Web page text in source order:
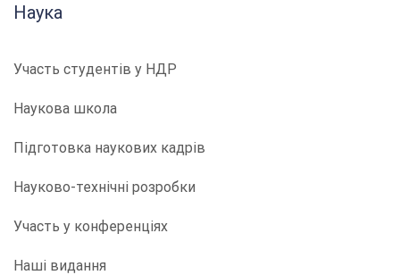
Наука
Участь студентів у НДР
Наукова школа
Підготовка наукових кадрів
Науково-технічні розробки
Участь у конференціях
Наші видання